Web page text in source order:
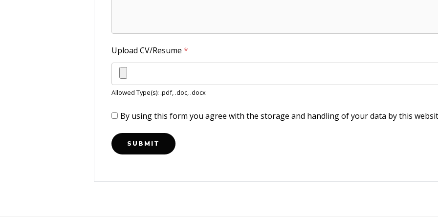
Upload CV/Resume *
Allowed Type(s): .pdf, .doc, .docx
By using this form you agree with the storage and handling of your data by this